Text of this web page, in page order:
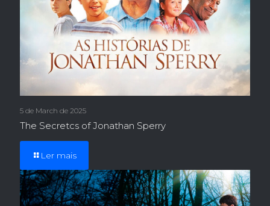
5 de March de 2025
The Secretcs of Jonathan Sperry
Ler mais